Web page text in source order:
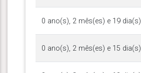
0 ano(s), 2 mês(es) e 19 dia(s)
0 ano(s), 2 mês(es) e 15 dia(s)